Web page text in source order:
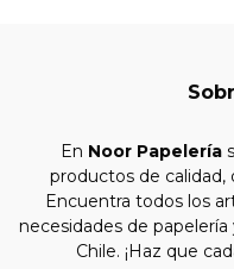
En Noor Papelería
productos de calidad,
Encuentra todos los
necesidades de
Chile. ¡Haz que